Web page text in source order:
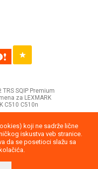
koji ne sadrže lične
iskustva veb stranice.
da se posetioci slažu sa
SQIP Premium
za LEXMARK
C510 C510n